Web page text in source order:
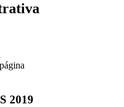
2019